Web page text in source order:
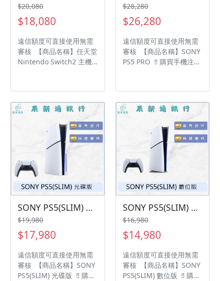
$20,080
$18,080
遠信額度可直接使用無需
審核 【商品名稱】任天堂
Nintendo Switch2 主機
任何問題都歡迎洽群官方
LINE：@kjg6280d • 七日
鑑賞期內，如商品有問
題，請盡速向我們告知並
且協助處理 • 全新品為原
廠保固一年，中古機店家
保固15天 • 店家擁有隨時
修改、變更、暫停活動之
權利 下單前請先私訊和加
LINE來幫您安排快速審核
及回報審核進度 LINE
ID:@kjg6280d 大呼小叫
辰通訊行 雲林縣虎尾鎮林
森路二段200號 電話:05-
6339809 在地經營12年店
$28,280
$26,280
遠信額度可直接使用無需
審核 【商品名稱】SONY
PS5 PRO ‼️ 購買手機注意
@kjg6280d • 七日鑑賞期
內，如商品有問題，請盡
速向我們告知並且協助處
理 • 全新品為原廠保固一
年，中古機店家保固15天
• 店家擁有隨時修改、變
更、暫停活動之權利 下單
前請先私訊和加LINE來幫
您安排快速審核及回報審
核進度 LINE
ID:@kjg6280d 大呼小叫
辰通訊行 雲林縣虎尾鎮林
森路二段200號 電話:05-
6339809 在地經營12年店
家 GOOGLE 評價5顆星
SONY PS5(SLIM) 光碟版 現貨供應中 過件率💯「輕鬆分期📱➡️！」「買3C不用愁😊，分期付款輕鬆購💰」
$19,980
$17,980
遠信額度可直接使用無需
審核 【商品名稱】SONY
PS5(SLIM) 光碟版 ‼️ 購買
SONY PS5(SLIM) 數位版 現貨供應中 過件率💯「輕鬆分期📱➡️！」「買3C不用愁😊，分期付款輕鬆購💰」
$16,980
$14,980
遠信額度可直接使用無需
審核 【商品名稱】SONY
PS5(SLIM) 數位版 ‼️ 購買